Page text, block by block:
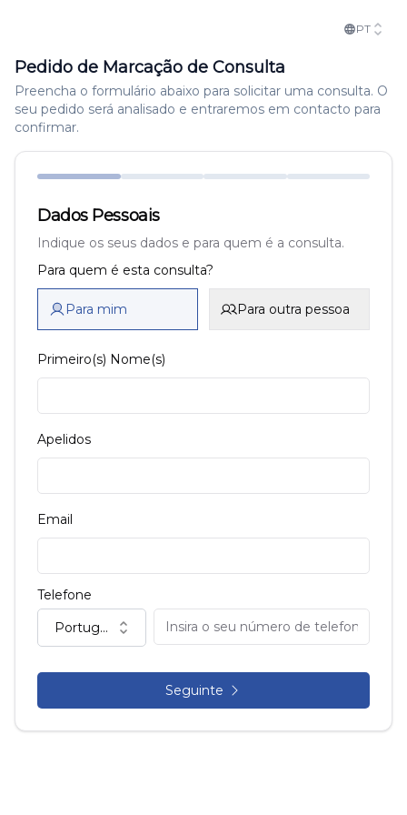
PT
Pedido de Marcação de Consulta
Preencha o formulário abaixo para solicitar uma consulta. O
seu pedido será analisado e entraremos em contacto para
confirmar.
Dados Pessoais
Indique os seus dados e para quem é a consulta.
Para quem é esta consulta?
Para mim Para outra pessoa
Primeiro(s) Nome(s)
Apelidos
Email
Telefone
Portugal (+351)
Seguinte